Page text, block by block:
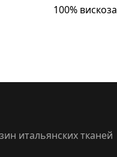
100% вискоза
итальянских тканей